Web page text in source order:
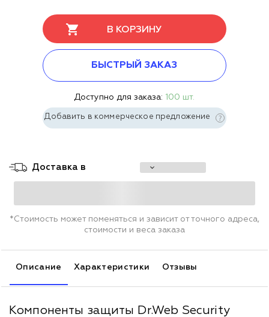
В КОРЗИНУ
БЫСТРЫЙ ЗАКАЗ
Доступно для заказа: 100 шт.
Добавить в коммерческое предложение
Доставка в
*Стоимость может поменяться и зависит от точного адреса,
стоимости и веса заказа
Описание Характеристики Отзывы
Компоненты защиты Dr.Web Security